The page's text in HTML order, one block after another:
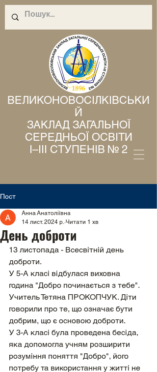
ВЕЛИКОНОВОСІЛКІВСЬКИ
Й
ЗАКЛАД ЗАГАЛЬНОЇ
СЕРЕДНЬОЇ ОСВІТИ
І–ІІІ СТУПЕНІВ № 2
Пост
День доброти
Анна Анатоліївна
14 лист. 2024 р. Читати 1 хв
13 листопада - Всесвітній день
доброти.
У 5-А класі відбулася виховна
година "Добро починається з тебе".
Учитель Тетяна ПРОКОПЧУК. Діти
говорили про те, що означає бути
добрим, що є основою доброти.
У 3-А класі була проведена бесіда,
яка допомогла учням розширити
розуміння поняття "Добро", його
потребу та використання у житті не